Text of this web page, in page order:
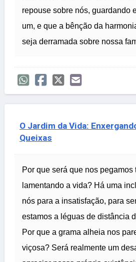
repouse sobre nós, guardando
um, e que a bênção da
seja derramada sobre nossa
O Jardim da Vida:
Queixas
Por que será que nos pegamos
lamentando a vida? Há uma
nós para a insatisfação, para
estamos a léguas de distância
Por que a grama alheia nos
viçosa? Será realmente um